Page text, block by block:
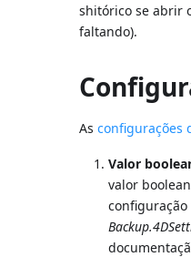
shitórico se abrir
faltando).
Asconfigurações
Valor
valor